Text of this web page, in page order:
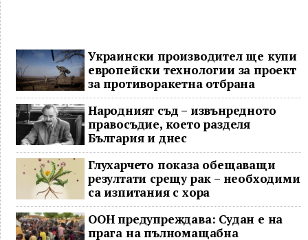
Украински производител ще купи
европейски технологии за проект
за противоракетна отбрана
Народният съд – извънредното
правосъдие, което разделя
България и днес
Глухарчето показа обещаващи
резултати срещу рак – необходими
са изпитания с хора
ООН предупреждава: Судан е на
прага на пълномащабна